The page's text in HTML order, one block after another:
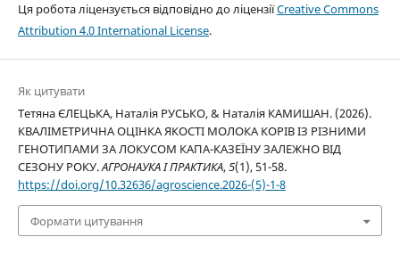
Ця робота ліцензується відповідно до ліцензіїCreative Commons
Attribution 4.0 International License.
Як цитувати
Тетяна ЄЛЕЦЬКА, Наталія РУСЬКО, & Наталія КАМИШАН. (2026).
КВАЛІМЕТРИЧНА ОЦІНКА ЯКОСТІ МОЛОКА КОРІВ ІЗ РІЗНИМИ
ГЕНОТИПАМИ ЗА ЛОКУСОМ КАПА-КАЗЕЇНУ ЗАЛЕЖНО ВІД
СЕЗОНУ РОКУ.АГРОНАУКА І ПРАКТИКА,5(1), 51-58.
https://doi.org/10.32636/agroscience.2026-(5)-1-8
Формати цитування